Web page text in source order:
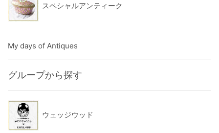
スペシャルアンティーク
My days of Antiques
グループから探す
ウェッジウッド